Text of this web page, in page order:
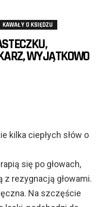
KAWAŁY O KSIĘDZU
WYJĄTKOWO
kilka ciepłych słów o
się po głowach,
z rezygnacją głowami.
Na szczęście